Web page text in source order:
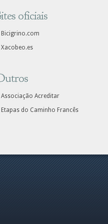
oficiais
Bicigrino.com
Xacobeo.es
Associação Acreditar
Etapas do Caminho Francês